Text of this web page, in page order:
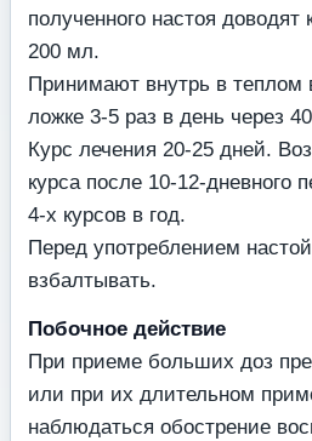
полученного настоя
200 мл.
Принимают внутрь в теплом
ложке 3-5 раз в день через
Курс лечения 20-25 дней.
курса после 10-12-дневного
4-х курсов в год.
Перед употреблением
взбалтывать.
Побочное действие
При приеме больших доз
или при их длительном
наблюдаться обострение